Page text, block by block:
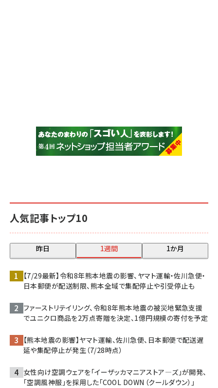
人気記事トップ10
昨日 1週間 1か月
【7/29最新】令和8年熊本地震の影響、ヤマト運輸・佐川急便・
日本郵便が配送制限、熊本全域で集配停止や引受停止も
ファーストリテイリング、令和8年熊本地震の被災地緊急支援
でユニクロ商品を2万点寄贈を決定、1億円規模の寄付を予定
【熊本地震の影響】ヤマト運輸、佐川急便、日本郵便で配送遅
延や集配停止が発生（7/28時点）
女性向け空調ウェアを「イーザッカマニアストア―ズ」が開発、
「空調風神服」を採用した「COOL DOWN（クールダウン）」